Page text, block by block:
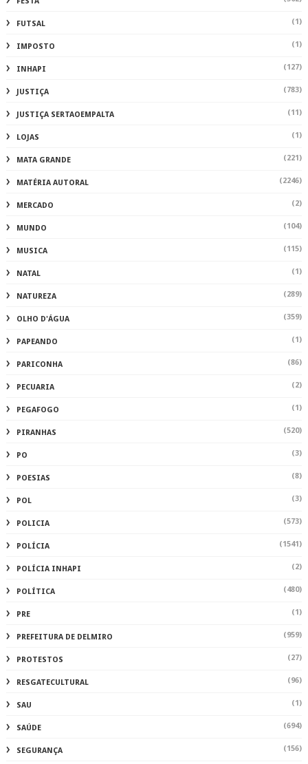
FUTSAL (1)
IMPOSTO (1)
INHAPI (127)
JUSTIÇA (783)
JUSTIÇA SERTAOEMPALTA (11)
LOJAS (1)
MATA GRANDE (221)
MATÉRIA AUTORAL (2246)
MERCADO (2)
MUNDO (104)
MUSICA (115)
NATAL (1)
NATUREZA (289)
OLHO D'ÁGUA (359)
PAPEANDO (1)
PARICONHA (86)
PECUARIA (2)
PEGAFOGO (1)
PIRANHAS (520)
PO (3)
POESIAS (8)
POL (3)
POLICIA (573)
POLÍCIA (1541)
POLÍCIA INHAPI (2)
POLÍTICA (480)
PRE (1)
PREFEITURA DE DELMIRO (959)
PROTESTOS (27)
RESGATECULTURAL (96)
SAU (1)
SAÚDE (694)
SEGURANÇA (156)